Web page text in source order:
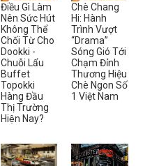
Điều Gì Làm
Nên Sức Hút
Không Thể
Chối Từ Cho
Dookki -
Chuỗi Lẩu
Buffet
Topokki
Hàng Đầu
Thị Trường
Hiện Nay?
Chè Chang
Hi: Hành
Trình Vượt
“Drama”
Sóng Gió Tới
Chạm Đỉnh
Thương Hiệu
Chè Ngon Số
1 Việt Nam